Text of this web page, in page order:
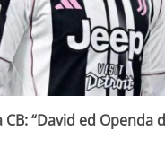
CB: “David ed Openda